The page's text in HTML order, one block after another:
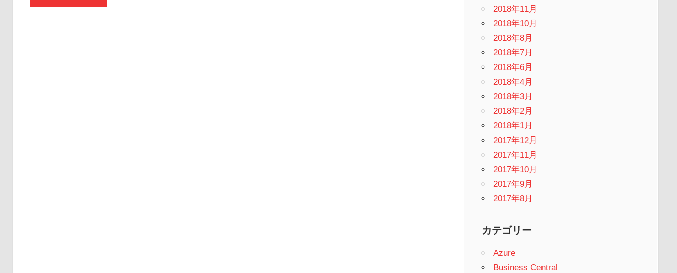
2018年11月
2018年10月
2018年8月
2018年7月
2018年6月
2018年4月
2018年3月
2018年2月
2018年1月
2017年12月
2017年11月
2017年10月
2017年9月
2017年8月
カテゴリー
Azure
Business Central